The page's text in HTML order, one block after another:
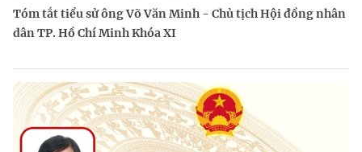
Tóm tắt tiểu sử ông Võ Văn Minh - Chủ tịch Hội đồng nhân
dân TP. Hồ Chí Minh Khóa XI